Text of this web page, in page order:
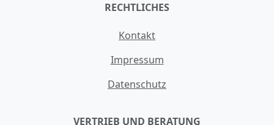
RECHTLICHES
Kontakt
Impressum
Datenschutz
VERTRIEB UND BERATUNG